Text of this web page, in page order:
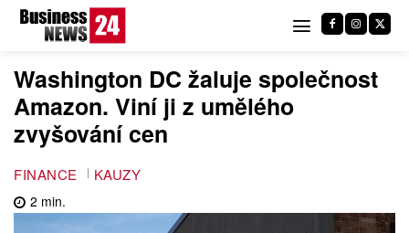
Washington DC žaluje společnost
Amazon. Viní ji z umělého
zvyšování cen
FINANCE KAUZY
2 min.